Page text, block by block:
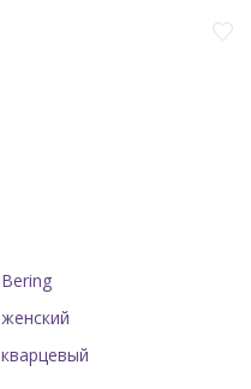
Bering
женский
кварцевый